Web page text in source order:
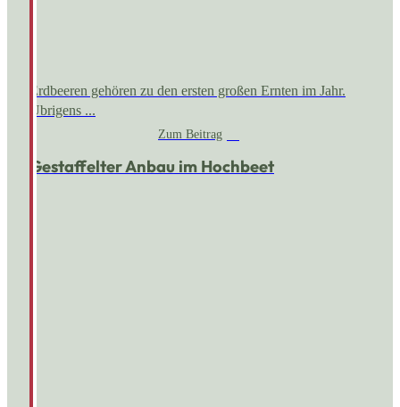
Erdbeeren gehören zu den ersten großen Ernten im Jahr.
Übrigens ...
Zum Beitrag
Gestaffelter Anbau im Hochbeet